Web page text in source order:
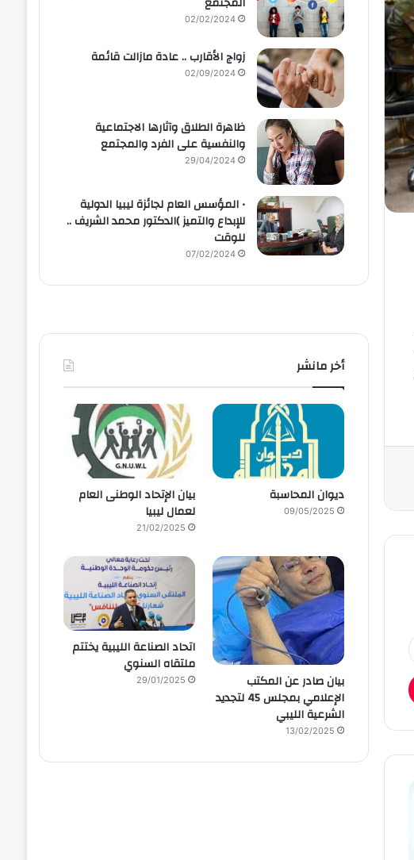
02/02/2024
زواج الأقارب .. عادة مازالت قائمة
02/09/2024
ظاهرة الطلاق وآثارها الاجتماعية
والنفسية على الفرد والمجتمع
29/04/2024
• المؤسس العام لجائزة ليبيا الدولية
للإبداع والتميز )الدكتور محمد الشريف ..
للوقت
07/02/2024
أخر مانشر
ديوان المحاسبة
09/05/2025
بيان الإتحاد الوطنى العام
لعمال ليبيا
21/02/2025
بيان صادر عن المكتب
الإعلامي بمجلس 45 لتجديد
الشرعية الليبي
13/02/2025
اتحاد الصناعة الليبية يختتم
ملتقاه السنوي
29/01/2025